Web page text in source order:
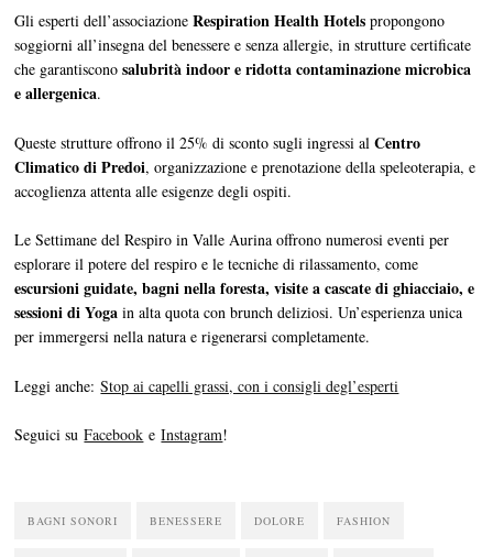
Gli esperti dell’associazioneRespiration Health Hotels propongono
soggiorni all’insegna del benessere e senza allergie, in strutture certificate
che garantisconosalubrità indoor e ridotta contaminazione microbica
e allergenica.
Queste strutture offrono il 25% di sconto sugli ingressi alCentro
Climatico di Predoi, organizzazione e prenotazione della speleoterapia, e
accoglienza attenta alle esigenze degli ospiti.
Le Settimane del Respiro in Valle Aurina offrono numerosi eventi per
esplorare il potere del respiro e le tecniche di rilassamento, come
escursioni guidate, bagni nella foresta, visite a cascate di ghiacciaio, e
sessioni di Yoga in alta quota con brunch deliziosi. Un’esperienza unica
per immergersi nella natura e rigenerarsi completamente.
Leggi anche:Stop ai capelli grassi, con i consigli degl’esperti
Seguici suFacebook eInstagram!
BAGNI SONORI BENESSERE DOLORE FASHION